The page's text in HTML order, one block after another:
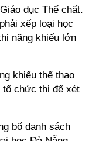
dục Thể chất.
xếp loại học
năng khiếu lớn
khiếu thể thao
tổ chức thi để xét
bố danh sách